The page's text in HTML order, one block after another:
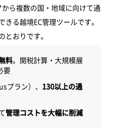
ら複数の国・地域に向けて通
る越境EC管理ツールです。
おりです。
料。関税計算・大規模展
要
プラン）、 130以上の通
管理コストを大幅に削減